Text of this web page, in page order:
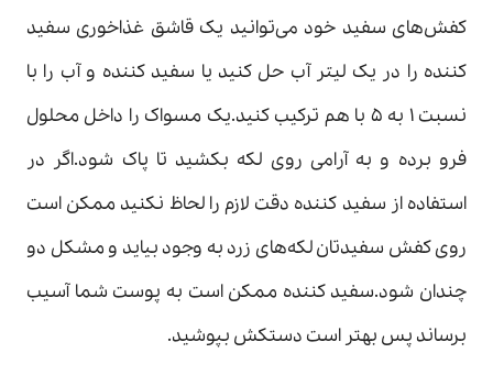
کفش‌های سفید خود می‌توانید یک قاشق غذاخوری سفید
کننده را در یک لیتر آب حل کنید یا سفید کننده و آب را با
نسبت ۱ به ۵ با هم ترکیب کنید.یک مسواک را داخل محلول
فرو برده و به آرامی روی لکه بکشید تا پاک شود‌.اگر در
استفاده از سفید کننده دقت لازم را لحاظ نکنید ممکن است
روی کفش سفیدتان لکه‌های زرد به وجود بیاید و مشکل دو
چندان شود.سفید کننده ممکن است به پوست شما آسیب
برساند پس بهتر است دستکش بپوشید.